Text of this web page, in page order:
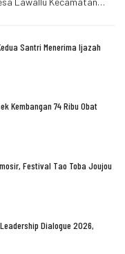
Santri Menerima Ijazah
Kembangan 74 Ribu Obat
Festival Tao Toba Joujou
Dialogue 2026,